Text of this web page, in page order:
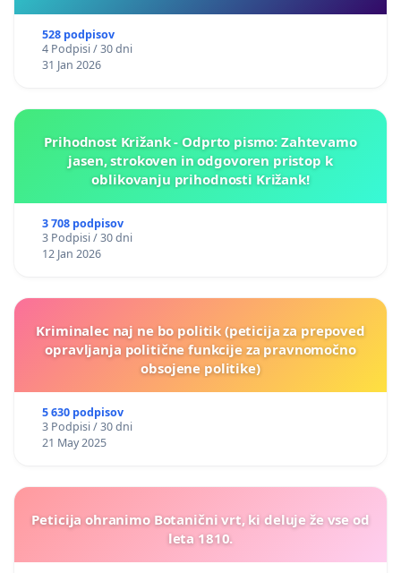
528 podpisov
4 Podpisi / 30 dni
31 Jan 2026
Prihodnost Križank - Odprto pismo: Zahtevamo
jasen, strokoven in odgovoren pristop k
oblikovanju prihodnosti Križank!
3 708 podpisov
3 Podpisi / 30 dni
12 Jan 2026
Kriminalec naj ne bo politik (peticija za prepoved
opravljanja politične funkcije za pravnomočno
obsojene politike)
5 630 podpisov
3 Podpisi / 30 dni
21 May 2025
Peticija ohranimo Botanični vrt, ki deluje že vse od
leta 1810.